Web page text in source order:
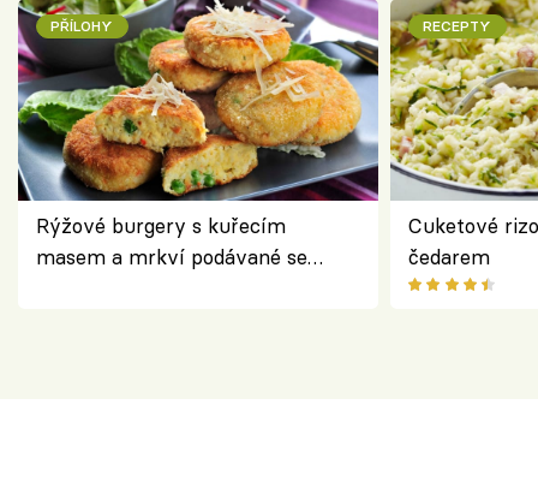
PŘÍLOHY
Rýžové burgery s kuřecím
masem a mrkví podávané se
RECEPTY
Cuketové
čedarem